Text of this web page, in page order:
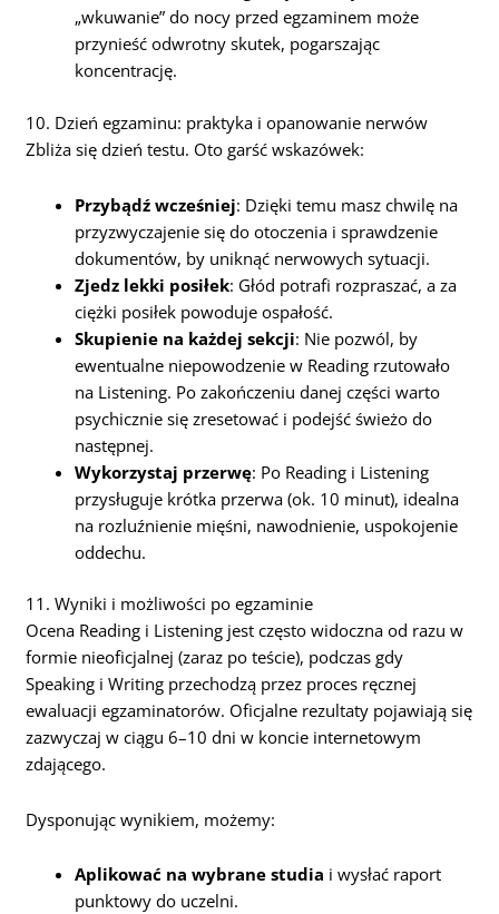
„wkuwanie” do nocy przed egzaminem może
przynieść odwrotny skutek, pogarszając
koncentrację.
10. Dzień egzaminu: praktyka i opanowanie nerwów
Zbliża się dzień testu. Oto garść wskazówek:
Przybądź wcześniej: Dzięki temu masz chwilę na
przyzwyczajenie się do otoczenia i sprawdzenie
dokumentów, by uniknąć nerwowych sytuacji.
Zjedz lekki posiłek: Głód potrafi rozpraszać, a za
ciężki posiłek powoduje ospałość.
Skupienie na każdej sekcji: Nie pozwól, by
ewentualne niepowodzenie w Reading rzutowało
na Listening. Po zakończeniu danej części warto
psychicznie się zresetować i podejść świeżo do
następnej.
Wykorzystaj przerwę: Po Reading i Listening
przysługuje krótka przerwa (ok. 10 minut), idealna
na rozluźnienie mięśni, nawodnienie, uspokojenie
oddechu.
11. Wyniki i możliwości po egzaminie
Ocena Reading i Listening jest często widoczna od razu w
formie nieoficjalnej (zaraz po teście), podczas gdy
Speaking i Writing przechodzą przez proces ręcznej
ewaluacji egzaminatorów. Oficjalne rezultaty pojawiają się
zazwyczaj w ciągu 6–10 dni w koncie internetowym
zdającego.
Dysponując wynikiem, możemy:
Aplikować na wybrane studia i wysłać raport
punktowy do uczelni.